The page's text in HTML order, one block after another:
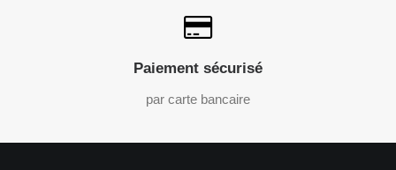
Paiement sécurisé
par carte bancaire